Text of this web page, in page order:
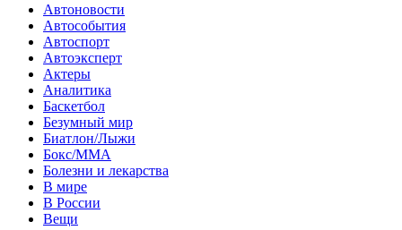
Автоновости
Автособытия
Автоспорт
Автоэксперт
Актеры
Аналитика
Баскетбол
Безумный мир
Биатлон/Лыжи
Бокс/MMA
Болезни и лекарства
В мире
В России
Вещи